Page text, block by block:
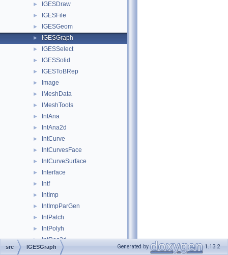
► IGESDraw
► IGESFile
► IGESGeom
► IGESGraph
► IGESSelect
► IGESSolid
► IGESToBRep
► Image
► IMeshData
► IMeshTools
► IntAna
► IntAna2d
► IntCurve
► IntCurvesFace
► IntCurveSurface
► Interface
► Intf
► IntImp
► IntImpParGen
► IntPatch
► IntPolyh
► IntRes2d
► Intrv
src IGESGraph Generated by 1.13.2